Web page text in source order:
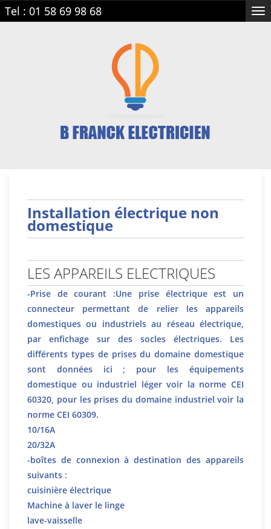
Tel : 01 58 69 98 68
Installation électrique non
domestique
LES APPAREILS ELECTRIQUES
-Prise de courant :Une prise électrique est un
connecteur permettant de relier les appareils
domestiques ou industriels au réseau électrique,
par enfichage sur des socles électriques. Les
différents types de prises du domaine domestique
sont données ici ; pour les équipements
domestique ou industriel léger voir la norme CEI
60320, pour les prises du domaine industriel voir la
norme CEI 60309.
10/16A
20/32A
-boîtes de connexion à destination des appareils
suivants :
cuisinière électrique
Machine à laver le linge
lave-vaisselle